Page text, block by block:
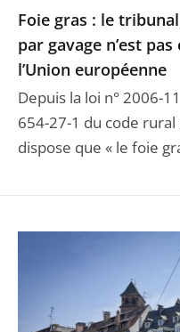
Foie gras : le
par gavage n’est
l’Union européenne
Depuis la loi n° 2006-
654-27-1 du code
dispose que « le foie